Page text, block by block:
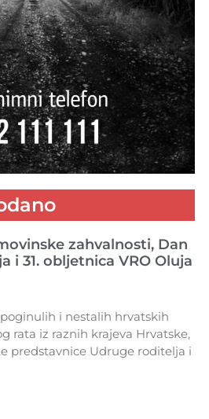
zahvalnosti, Dan
i 31. obljetnica VRO Oluja
i nestalih hrvatskih
rata iz raznih krajeva Hrvatske,
predstavnice Udruge roditelja i